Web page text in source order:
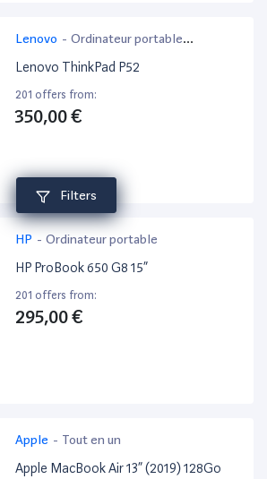
Filters
Lenovo - Ordinateur portable
bureautique
Lenovo ThinkPad P52
201 offers from:
350,00 €
HP - Ordinateur portable
HP ProBook 650 G8 15”
201 offers from:
295,00 €
Apple - Tout en un
Apple MacBook Air 13” (2019) 128Go